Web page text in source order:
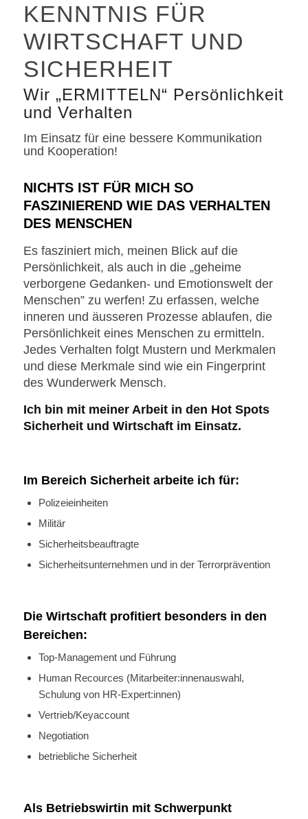
KENNTNIS FÜR
WIRTSCHAFT UND
SICHERHEIT
Wir „ERMITTELN“ Persönlichkeit
und Verhalten
Im Einsatz für eine bessere Kommunikation
und Kooperation!
NICHTS IST FÜR MICH SO
FASZINIEREND WIE DAS VERHALTEN
DES MENSCHEN
Es fasziniert mich, meinen Blick auf die
Persönlichkeit, als auch in die „geheime
verborgene Gedanken- und Emotionswelt der
Menschen” zu werfen! Zu erfassen, welche
inneren und äusseren Prozesse ablaufen, die
Persönlichkeit eines Menschen zu ermitteln.
Jedes Verhalten folgt Mustern und Merkmalen
und diese Merkmale sind wie ein Fingerprint
des Wunderwerk Mensch.
Ich bin mit meiner Arbeit in den Hot Spots
Sicherheit und Wirtschaft im Einsatz.
Im Bereich Sicherheit arbeite ich für:
Polizeieinheiten
Militär
Sicherheitsbeauftragte
Sicherheitsunternehmen und in der Terrorprävention
Die Wirtschaft profitiert besonders in den
Bereichen:
Top-Management und Führung
Human Recources (Mitarbeiter:innenauswahl,
Schulung von HR-Expert:innen)
Vertrieb/Keyaccount
Negotiation
betriebliche Sicherheit
Als Betriebswirtin mit Schwerpunkt